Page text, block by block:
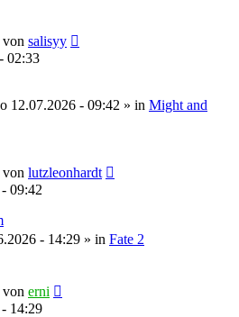
von salisyy
02:33
12.07.2026 - 09:42 » in Might and
von lutzleonhardt
09:42
- 14:29 » in Fate 2
von erni
14:29